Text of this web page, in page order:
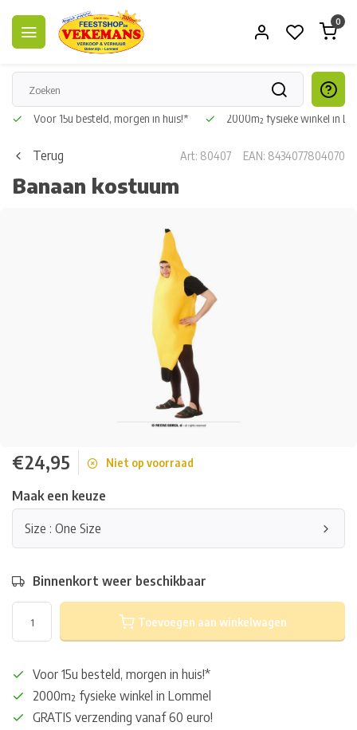
0
Voor 15u besteld, morgen in huis!* 2000m² fysieke winkel in
Terug Art: 80407 EAN: 8434077804070
Banaan kostuum
€24,95 Niet op voorraad
Maak een keuze
Size : One Size
Binnenkort weer beschikbaar
Toevoegen aan winkelwagen
Voor 15u besteld, morgen in huis!*
2000m² fysieke winkel in Lommel
GRATIS verzending vanaf 60 euro!